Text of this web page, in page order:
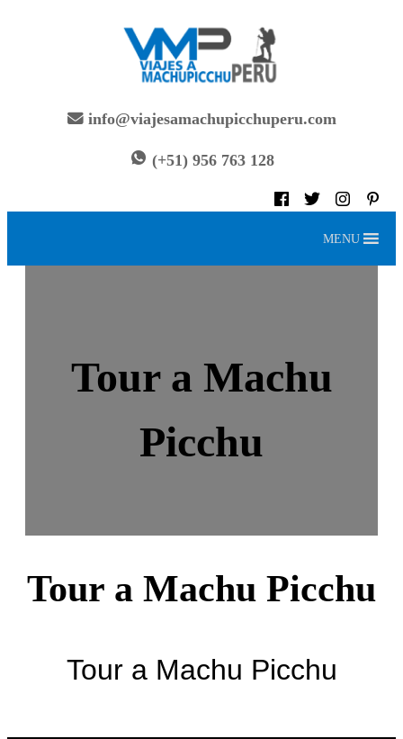
info@viajesamachupicchuperu.com
(+51) 956 763 128
MENU
Tour a Machu
Picchu
Tour a Machu Picchu
Tour a Machu Picchu